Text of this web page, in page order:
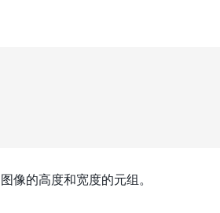
像的高度和宽度的元组。